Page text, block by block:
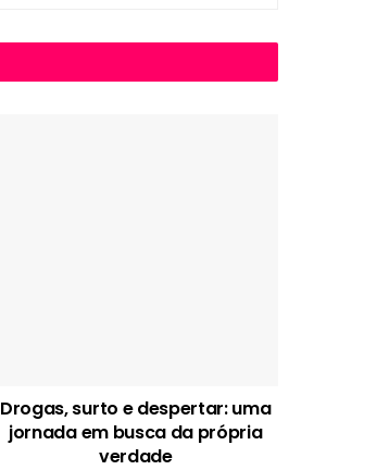
Drogas, surto e despertar: uma
jornada em busca da própria
verdade